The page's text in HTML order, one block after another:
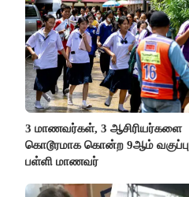
3 மாணவர்கள், 3 ஆசிரியர்களை
கொடூரமாக கொன்ற 9ஆம் வகுப்பு
பள்ளி மாணவர்